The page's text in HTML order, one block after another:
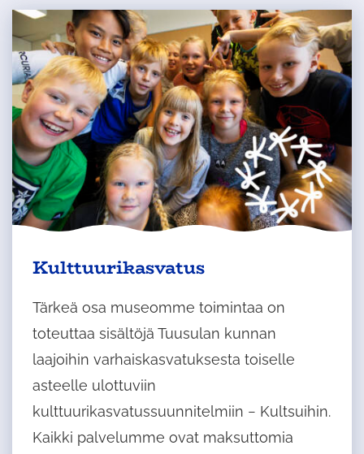
Ulkoinen
avautuu
uudelle
välilehdelle
Kulttuurikasvatus
Tärkeä osa museomme toimintaa on
toteuttaa sisältöjä Tuusulan kunnan
laajoihin varhaiskasvatuksesta toiselle
asteelle ulottuviin
kulttuurikasvatussuunnitelmiin − Kultsuihin.
Kaikki palvelumme ovat maksuttomia